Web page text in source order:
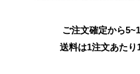
ご注文確定から
送料は1注文あたり